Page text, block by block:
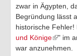
zwar in Ägypten,
Begründung lässt
historische Fehler!
und Könige
" im
war anzunehmen.